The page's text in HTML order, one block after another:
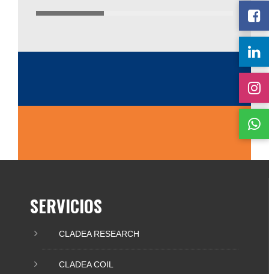
SERVICIOS
CLADEA RESEARCH
CLADEA COIL